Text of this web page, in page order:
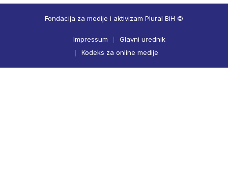
Fondacija za medije i aktivizam Plural BiH ©
Impressum
Glavni urednik
Kodeks za online medije